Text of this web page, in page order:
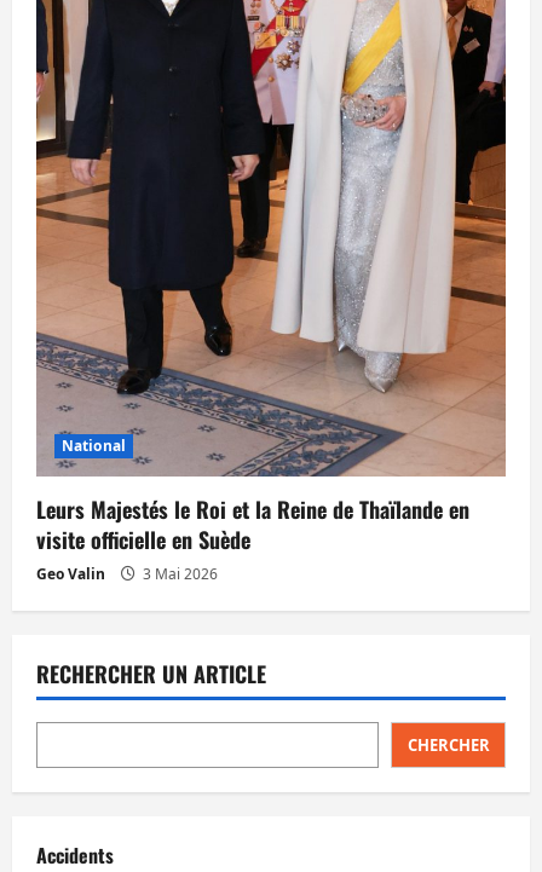
National
Leurs Majestés le Roi et la Reine de Thaïlande en
visite officielle en Suède
Geo Valin 3 Mai 2026
RECHERCHER UN ARTICLE
CHERCHER
Accidents